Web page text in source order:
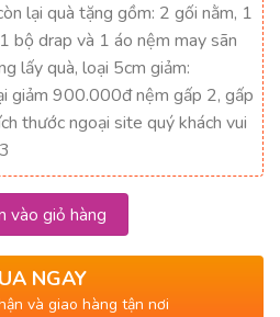
lại quà tặng gồm: 2 gối nằm, 1
bộ drap và 1 áo nệm may sãn
lấy quà, loại 5cm giảm:
giảm 900.000đ nệm gấp 2, gấp
thước ngoại site quý khách vui
Win 1m6 x 2m x 10cm số
vào giỏ hàng
NGAY
và giao hàng tận nơi